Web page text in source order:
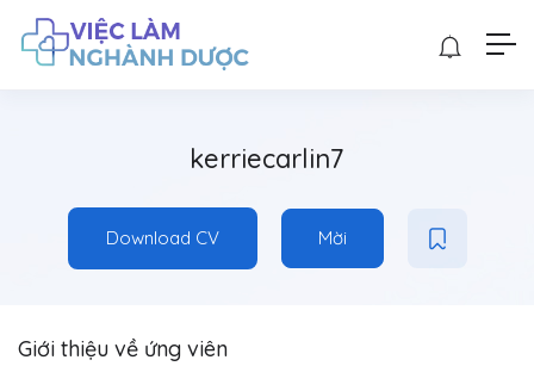
kerriecarlin7
Download CV Mời
Giới thiệu về ứng viên